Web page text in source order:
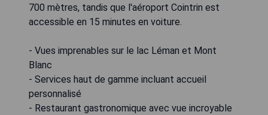
700 mètres, tandis que l'aéroport Cointrin est
accessible en 15 minutes en voiture.
- Vues imprenables sur le lac Léman et Mont
Blanc
- Services haut de gamme incluant accueil
personnalisé
- Restaurant gastronomique avec vue incroyable